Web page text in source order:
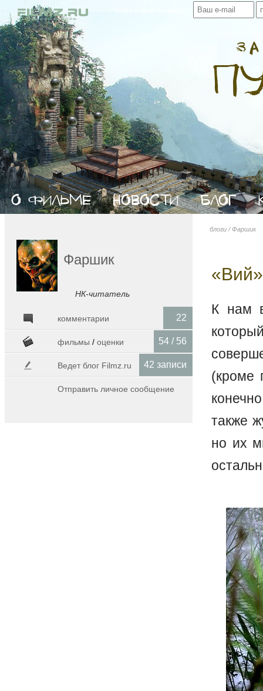
блоги /Фаршик
К нам
(кроме
также
но их
Фаршик
НК-читатель
22
комментарии
54 / 56
фильмы / оценки
42 записи
Ведет блог Filmz.ru
Отправить личное сообщение